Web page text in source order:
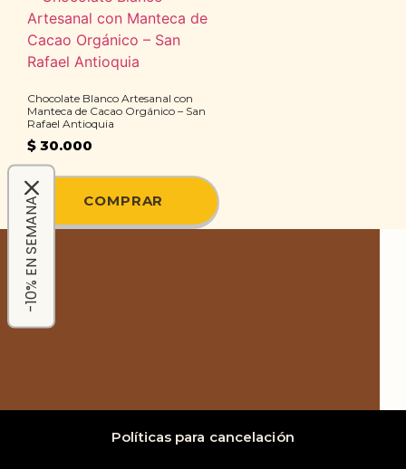
Chocolate Blanco Artesanal con
Manteca de Cacao Orgánico – San
Rafael Antioquia
$ 30.000
COMPRAR
Políticas para cancelación
-10% EN SEMANA